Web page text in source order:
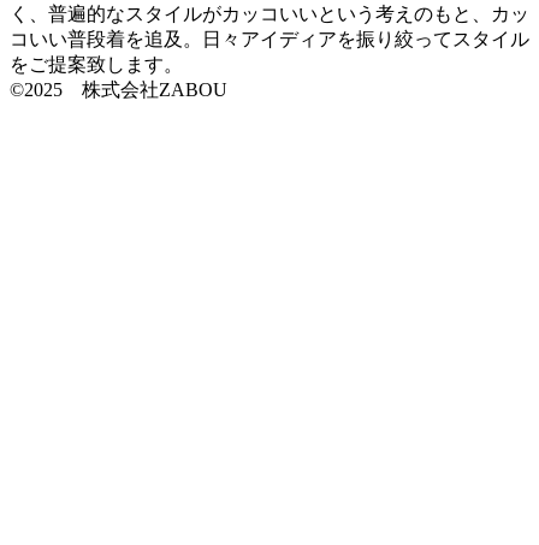
く、普遍的なスタイルがカッコいいという考えのもと、カッ
コいい普段着を追及。日々アイディアを振り絞ってスタイル
をご提案致します。
©2025 株式会社ZABOU